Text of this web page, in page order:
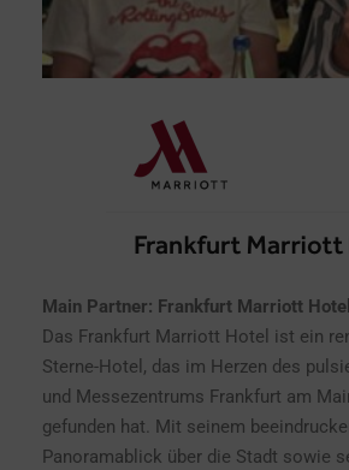
Main Partner: Frankfurt Marriott Hotel
Das Frankfurt Marriott Hotel ist ein
Sterne-Hotel, das im Herzen des
und Messezentrums Frankfurt am
gefunden hat. Mit seinem
Panoramablick über die Stadt sowie